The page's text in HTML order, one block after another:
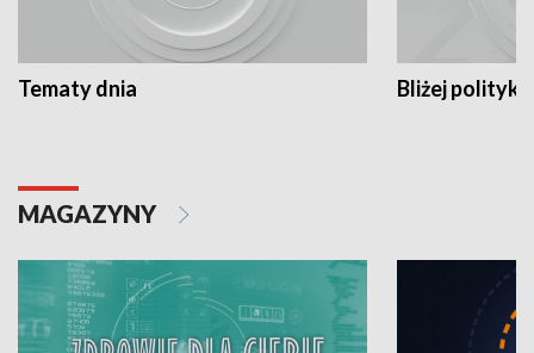
Tematy dnia Bliżej polityki
MAGAZYNY